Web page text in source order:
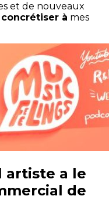
et de nouveaux
concrétiser à mes
artiste a le
de